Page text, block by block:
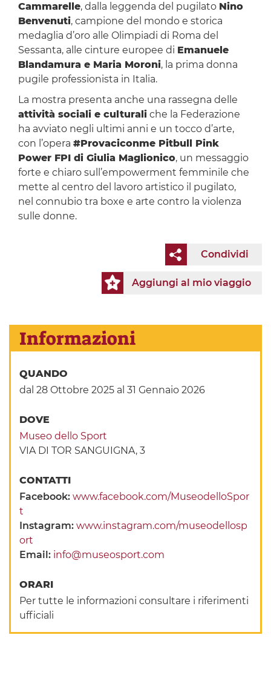
Cammarelle, dalla leggenda del pugilato Nino
Benvenuti, campione del mondo e storica
medaglia d’oro alle Olimpiadi di Roma del
Sessanta, alle cinture europee di Emanuele
Blandamura e Maria Moroni, la prima donna
pugile professionista in Italia.
La mostra presenta anche una rassegna delle
attività sociali e culturaliche la Federazione
ha avviato negli ultimi anni e un tocco d’arte,
con l’opera #Provaciconme Pitbull Pink
Power FPI di Giulia Maglionico, un messaggio
forte e chiaro sull’empowerment femminile che
mette al centro del lavoro artistico il pugilato,
nel connubio tra boxe e arte contro la violenza
sulle donne.
Condividi
Aggiungi al mio viaggio
Informazioni
QUANDO
dal 28 Ottobre 2025 al 31 Gennaio 2026
DOVE
Museo dello Sport
VIA DI TOR SANGUIGNA, 3
CONTATTI
Facebook:www.facebook.com/MuseodelloSpor
t
Instagram:www.instagram.com/museodellosp
ort
Email: info@museosport.com
ORARI
Per tutte le informazioni consultare i riferimenti
ufficiali